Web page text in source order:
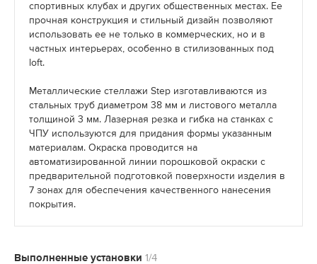
спортивных клубах и других общественных местах. Ее
прочная конструкция и стильный дизайн позволяют
использовать ее не только в коммерческих, но и в
частных интерьерах, особенно в стилизованных под
loft.
Металлические стеллажи Step изготавливаются из
стальных труб диаметром 38 мм и листового металла
толщиной 3 мм. Лазерная резка и гибка на станках с
ЧПУ используются для придания формы указанным
материалам. Окраска проводится на
автоматизированной линии порошковой окраски с
предварительной подготовкой поверхности изделия в
7 зонах для обеспечения качественного нанесения
покрытия.
Выполненные установки 1/4